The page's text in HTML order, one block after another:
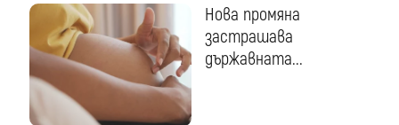
Нова промяна
застрашава
държавната...